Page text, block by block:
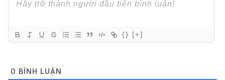
{} [+]
0 BÌNH LUẬN